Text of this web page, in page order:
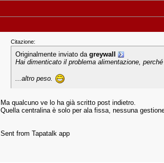
Citazione:
Originalmente inviato da greywall
Hai dimenticato il problema alimentazione,
...altro peso.
Ma qualcuno ve lo ha già scritto post indietro.
Quella centralina è solo per ala fissa, nessuna
Sent from Tapatalk app